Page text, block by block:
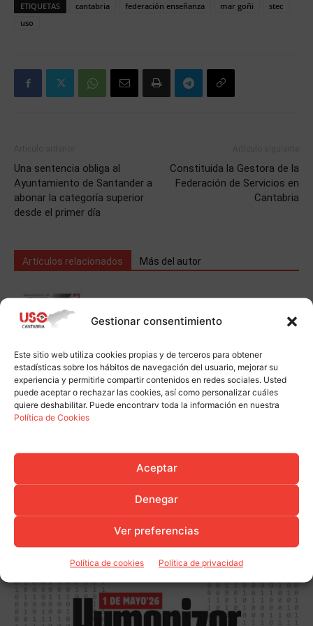
Gestionar consentimiento
Este sitio web utiliza cookies propias y de terceros para obtener
estadísticas sobre los hábitos de navegación del usuario, mejorar su
experiencia y permitirle compartir contenidos en redes sociales. Usted
puede aceptar o rechazar las cookies, así como personalizar cuáles
quiere deshabilitar. Puede encontrarv toda la información en nuestra
Política de Cookies
Aceptar
Denegar
Ver preferencias
Política de cookies Política de privacidad
ETIQUETAS cantabria federación enseñanza mar goñi
stec
uso
Una sentencia obliga al
Ayuntamiento de Santander a
abonar la categoría superior
desde el primer día
Constituida la Gestora de la
Federación de Servicios en
Cantabria
Artículos relacionados Más del autor
.
Comunicados